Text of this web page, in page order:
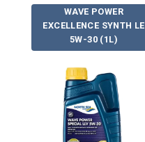
WAVE POWER
EXCELLENCE SYNTH LE
5W-30 (1L)